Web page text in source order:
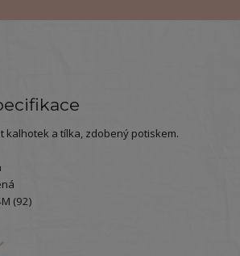
kalhotek a tílka, zdobený potiskem.
(92)